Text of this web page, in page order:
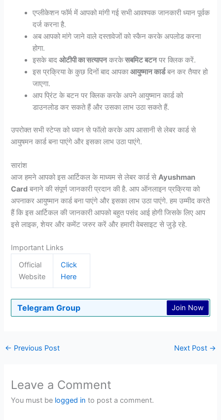
एप्लीकेशन फॉर्म में आपको मांगी गई सभी आवश्यक जानकारी ध्यान पूर्वक
दर्ज करना है.
अब आपको मांगे जाने वाले दस्तावेजों को स्कैन करके अपलोड करना
होगा.
इसके बादओटीपी का सत्यापनकरकेसबमिट बटनपर क्लिक करें.
इस प्रक्रिया के कुछ दिनों बाद आपकाआयुष्मान कार्डबन कर तैयार हो
जाएगा.
आप प्रिंट के बटन पर क्लिक करके अपने आयुष्मान कार्ड को
डाउनलोड कर सकते हैं और उसका लाभ उठा सकते हैं.
उपरोक्त सभी स्टेप्स को ध्यान से फॉलो करके आप आसानी से लेबर कार्ड से
आयुषमन कार्ड बना पाएंगे और इसका लाभ उठा पाएंगे.
सारांश
आज हमने आपको इस आर्टिकल के माध्यम से लेबर कार्ड सेAyushman
Card बनाने की संपूर्ण जानकारी प्रदान की है. आप ऑनलाइन प्रक्रिया को
अपनाकर आयुष्मान कार्ड बना पाएंगे और इसका लाभ उठा पाएंगे. हम उम्मीद करते
हैं कि इस आर्टिकल की जानकारी आपको बहुत पसंद आई होगी जिसके लिए आप
इसे लाइक, शेयर और कमेंट जरुर करें और हमारी वेबसाइट से जुड़े रहे.
Important Links
Official
Website
Click
Here
Telegram Group Join Now
← Previous Post Next Post →
Leave a Comment
You must be logged in to post a comment.